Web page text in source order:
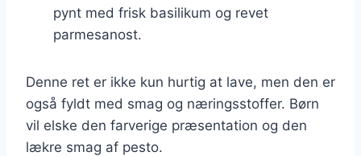
pynt med frisk basilikum og revet
parmesanost.
Denne ret er ikke kun hurtig at lave, men den er
også fyldt med smag og næringsstoffer. Børn
vil elske den farverige præsentation og den
lækre smag af pesto.